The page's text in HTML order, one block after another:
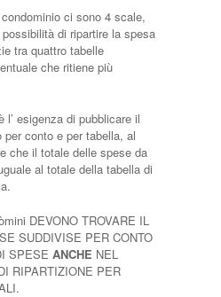
ci sono 4 scale,
possibilità di ripartire la spesa
tra quattro tabelle
che ritiene più
l’ esigenza di pubblicare il
conto e per tabella, al
che il totale delle spese da
al totale della tabella di
DEVONO TROVARE IL
SUDDIVISE PER CONTO
SPESE ANCHE NEL
RIPARTIZIONE PER